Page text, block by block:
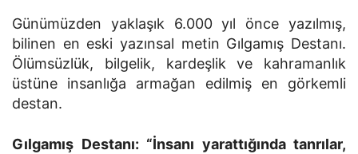
Günümüzden yaklaşık 6.000 yıl önce yazılmış,
bilinen en eski yazınsal metin Gılgamış Destanı.
Ölümsüzlük, bilgelik, kardeşlik ve kahramanlık
üstüne insanlığa armağan edilmiş en görkemli
destan.
Gılgamış Destanı: “İnsanı yarattığında tanrılar,